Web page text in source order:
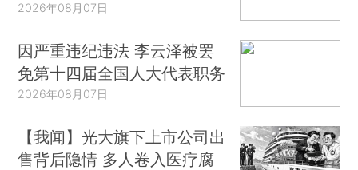
2026年08月07日
因严重违纪违法 李云泽被罢
免第十四届全国人大代表职务
2026年08月07日
【我闻】光大旗下上市公司出
售背后隐情 多人卷入医疗腐